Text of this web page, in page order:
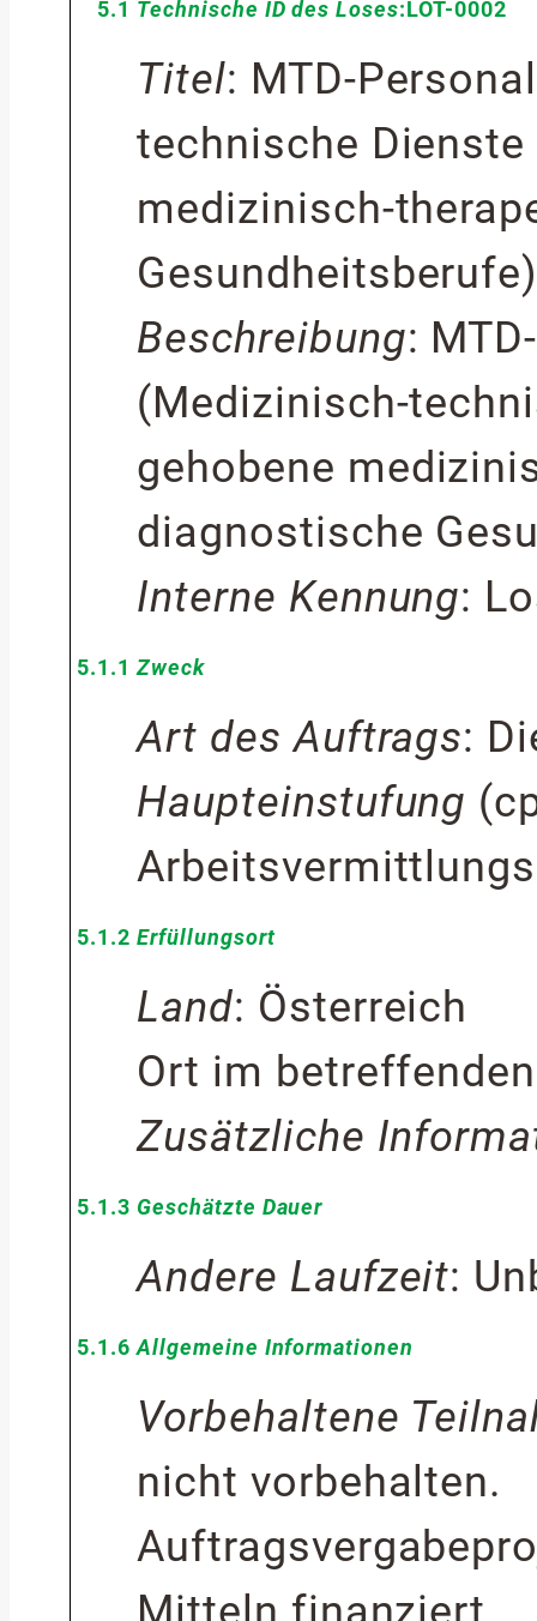
5.1 Technische ID des Loses:LOT-0002
Titel: MTD-
technische Dienste
medizinisch-
Beschreibung:
(Medizinisch-
gehobene
diagnostische
Interne Kennung:
5.1.1Zweck
Art des Auftrags:
Haupteinstufung (
5.1.2 Erfüllungsort
Land: Österreich
Ort im
Zusätzliche
5.1.3 Geschätzte Dauer
Andere Laufzeit:
5.1.6Allgemeine Informationen
Vorbehaltene
nicht vorbehalten.